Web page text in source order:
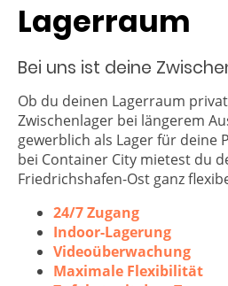
Lagerraum
Bei uns ist deine
Ob du deinen Lagerraum
Zwischenlager bei längerem
gewerblich als Lager für deine
bei Container City mietest du
Friedrichshafen-Ost ganz
24/7 Zugang
Indoor-Lagerung
Videoüberwachung
Maximale Flexibilität